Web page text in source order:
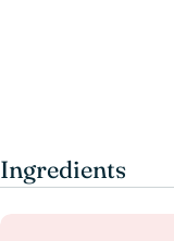
Ingredients